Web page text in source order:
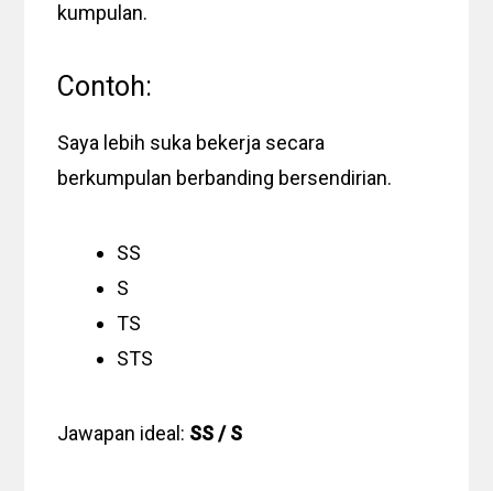
kumpulan.
Contoh:
Saya lebih suka bekerja secara
berkumpulan berbanding bersendirian.
SS
S
TS
STS
Jawapan ideal: SS / S